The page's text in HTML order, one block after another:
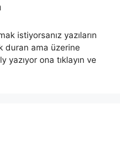
istiyorsanız yazıların
duran ama üzerine
yazıyor ona tıklayın ve